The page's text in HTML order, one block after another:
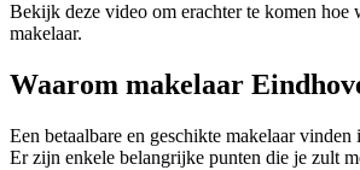
Bekijk deze video om erachter te komen
makelaar.
Waarom makelaar
Een betaalbare en geschikte makelaar
Er zijn enkele belangrijke punten die je zult